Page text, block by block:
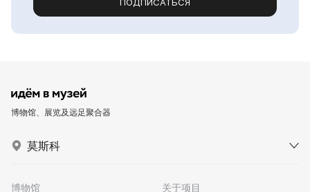
博物馆、展览及远足聚合器
莫斯科
博物馆
关于项目